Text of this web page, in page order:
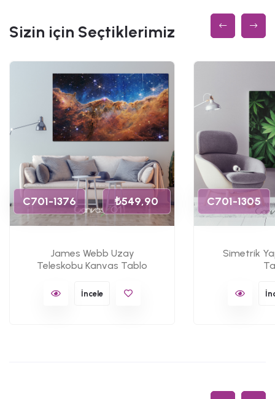
Sizin için Seçtiklerimiz
C701-1376 ₺549,90
James Webb Uzay
Teleskobu Kanvas Tablo
İncele
C701-1305
Simetrik